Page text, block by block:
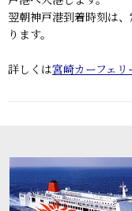
翌朝神戸港到着時刻は
ります。
詳しくは宮崎カーフェリ